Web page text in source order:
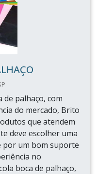
de palhaço, com
do mercado, Brito
que atendem
deve escolher uma
por um bom suporte
no
boca de palhaço,